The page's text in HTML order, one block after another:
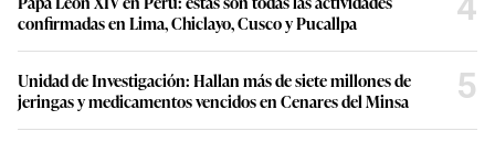
confirmadas en Lima, Chiclayo, Cusco y Pucallpa
Unidad de Investigación: Hallan más de siete millones de
jeringas y medicamentos vencidos en Cenares del Minsa
5